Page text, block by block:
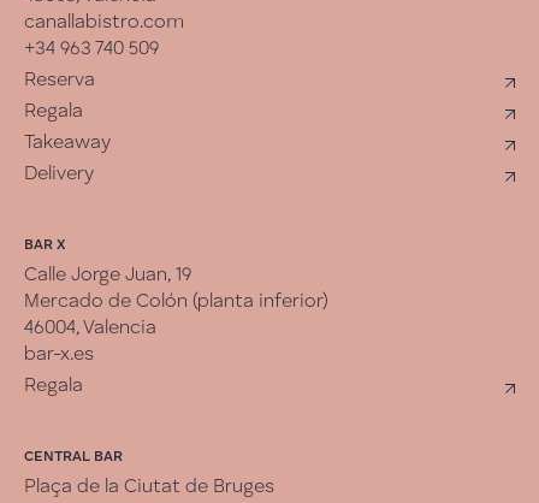
canallabistro.com
+34 963 740 509
Reserva
Regala
Takeaway
Delivery
BAR X
Calle Jorge Juan, 19
Mercado de Colón (planta inferior)
46004, Valencia
bar-x.es
Regala
CENTRAL BAR
Plaça de la Ciutat de Bruges